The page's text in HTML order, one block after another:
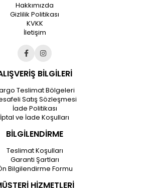
Hakkımızda
Gizlilik Politikası
KVKK
İletişim
BİLGİLERİ
Teslimat Bölgeleri
Satış Sözleşmesi
İade Politikası
İptal ve İade Koşulları
BİLGİLENDİRME
Teslimat Koşulları
Garanti Şartları
Bilgilendirme Formu
HİZMETLERİ